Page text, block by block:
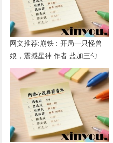
网文推荐:崩铁：开局一只怪兽
娘，震撼星神 作者:盐加三勺
（1-218）TXT下载